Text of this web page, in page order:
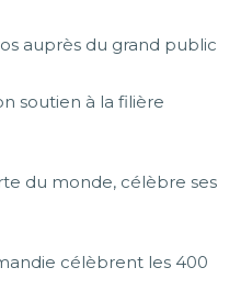
auprès du grand public
soutien à la filière
du monde, célèbre ses
célèbrent les 400